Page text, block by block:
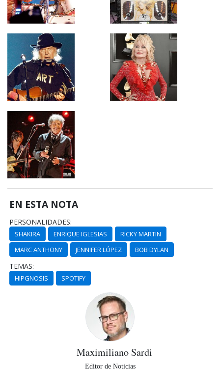
EN ESTA NOTA
PERSONALIDADES:
SHAKIRA ENRIQUE IGLESIAS
RICKY MARTIN
MARC ANTHONY
JENNIFER LÓPEZ BOB DYLAN
TEMAS:
HIPGNOSIS SPOTIFY
Maximiliano Sardi
Editor de Noticias